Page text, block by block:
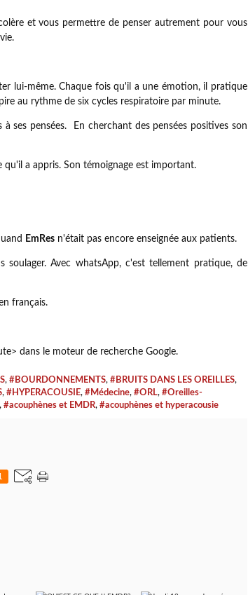
et vous permettre de penser autrement pour vous
lui-même. Chaque fois qu'il a une émotion, il pratique
au rythme de six cycles respiratoire par minute.
ses pensées. En cherchant des pensées positives son
qu'il a appris. Son témoignage est important.
EmRes n'était pas encore enseignée aux patients.
Avec whatsApp, c'est tellement pratique, de
français.
dans le moteur de recherche Google.
, #BOURDONNEMENTS, #BRUITS DANS LES OREILLES,
, #HYPERACOUSIE, #Médecine, #ORL, #Oreilles-
, #acouphènes et EMDR, #acouphènes et hyperacousie